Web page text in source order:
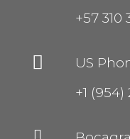
+57 310
US
+1 (954)